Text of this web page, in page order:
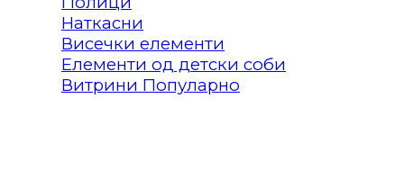
Наткасни
Висечки елементи
Елементи од детски соби
Витрини